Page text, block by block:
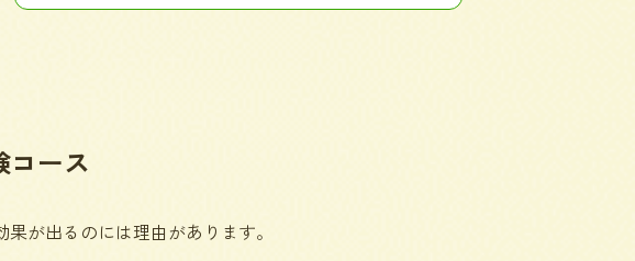
コース
が出るのには理由があります。